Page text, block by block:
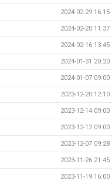
2024-02-29 16:15
2024-02-20 11:37
2024-02-16 13:45
2024-01-31 20:20
2024-01-07 09:00
2023-12-20 12:10
2023-12-14 09:00
2023-12-12 09:00
2023-12-07 09:28
2023-11-26 21:45
2023-11-19 16:00